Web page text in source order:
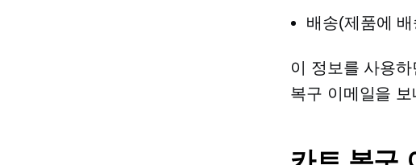
배송(제품에
이 정보를 사용
복구 이메일을